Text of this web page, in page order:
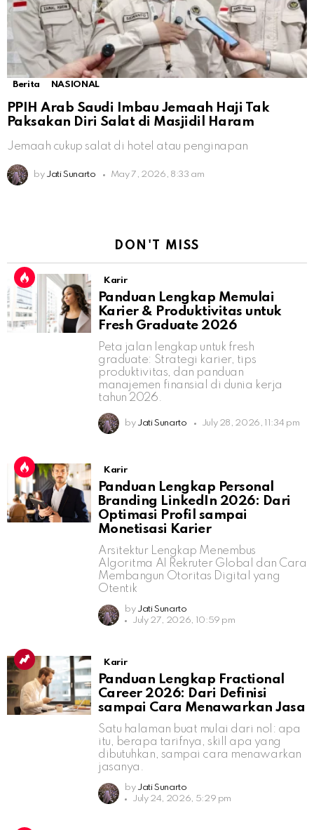
Berita NASIONAL
PPIH Arab Saudi Imbau Jemaah Haji Tak
Paksakan Diri Salat di Masjidil Haram
Jemaah cukup salat di hotel atau penginapan
by Jati Sunarto May 7, 2026, 8:33 am
DON'T MISS
Karir
Panduan Lengkap Memulai
Karier & Produktivitas untuk
Fresh Graduate 2026
Peta jalan lengkap untuk fresh
graduate: Strategi karier, tips
produktivitas, dan panduan
manajemen finansial di dunia kerja
tahun 2026.
by Jati Sunarto July 28, 2026, 11:34 pm
Karir
Panduan Lengkap Personal
Branding LinkedIn 2026: Dari
Optimasi Profil sampai
Monetisasi Karier
Arsitektur Lengkap Menembus
Algoritma AI Rekruter Global dan Cara
Membangun Otoritas Digital yang
Otentik
by Jati Sunarto
July 27, 2026, 10:59 pm
Karir
Panduan Lengkap Fractional
Career 2026: Dari Definisi
sampai Cara Menawarkan Jasa
Satu halaman buat mulai dari nol: apa
itu, berapa tarifnya, skill apa yang
dibutuhkan, sampai cara menawarkan
jasanya.
by Jati Sunarto
July 24, 2026, 5:29 pm